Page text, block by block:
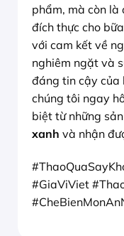
phẩm, mà còn là
đích thực cho
với cam kết về
nghiêm ngặt và
đáng tin cậy của
chúng tôi ngay
biệt từ những
xanh và nhận
#GiaViViet